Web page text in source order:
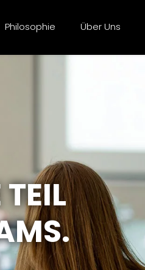
Philosophie Über Uns